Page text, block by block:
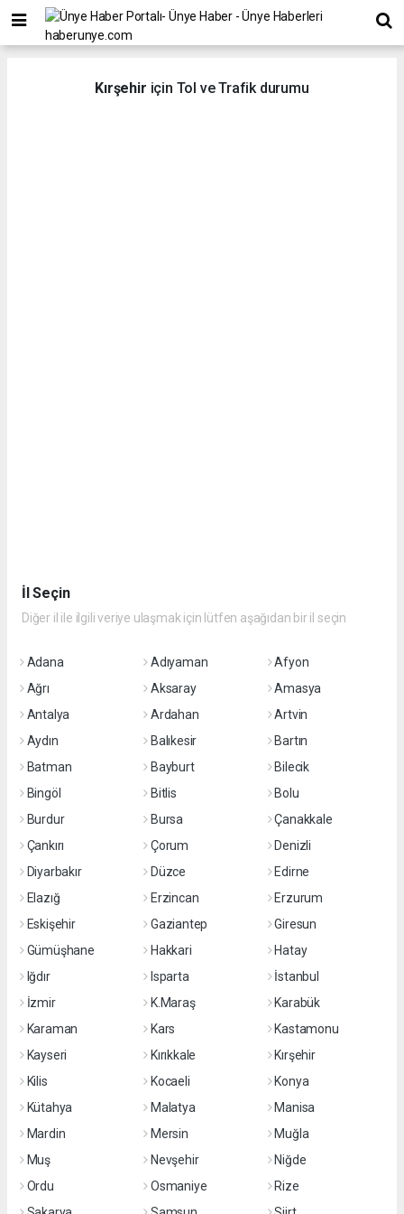
Kırşehir için Tol ve Trafik durumu
İl Seçin
Diğer il ile ilgili veriye ulaşmak için lütfen aşağıdan bir il seçin
Adana Adıyaman
Afyon
Ağrı
Aksaray
Amasya
Antalya
Ardahan
Artvin
Aydın
Balıkesir
Bartın
Batman
Bayburt
Bilecik
Bingöl
Bitlis
Bolu
Burdur
Bursa
Çanakkale
Çankırı
Çorum
Denizli
Diyarbakır
Düzce
Edirne
Elazığ
Erzincan
Erzurum
Eskişehir
Gaziantep
Giresun
Gümüşhane
Hakkari
Hatay
Iğdır
Isparta
İstanbul
İzmir
K.Maraş
Karabük
Karaman
Kars
Kastamonu
Kayseri
Kırıkkale
Kırşehir
Kilis
Kocaeli
Konya
Kütahya
Malatya
Manisa
Mardin
Mersin
Muğla
Muş
Nevşehir
Niğde
Ordu
Osmaniye
Rize